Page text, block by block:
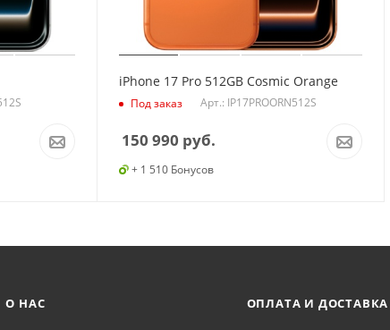
iPhone 17 Pro 512GB Cosmic Orange
Под заказ Арт.: IP17PROORN512S
150 990 руб.
+ 1 510 Бонусов
О НАС ОПЛАТА И ДОСТАВКА